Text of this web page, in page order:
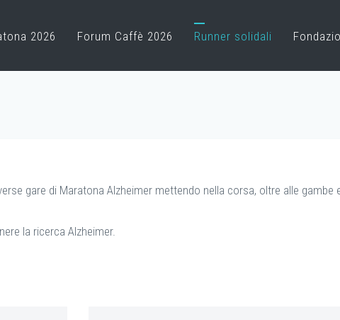
2026 Forum Caffè 2026 Runner solidali
gare di Maratona Alzheimer mettendo nella corsa, oltre alle gambe
la ricerca Alzheimer.